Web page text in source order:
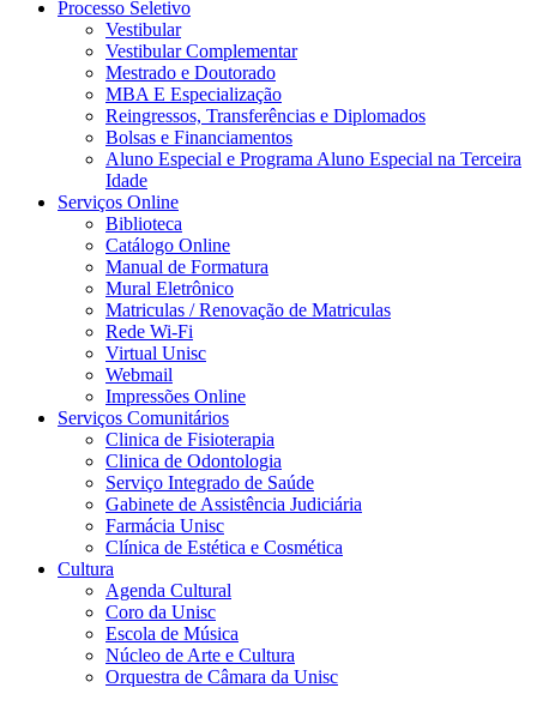
Processo Seletivo
Vestibular
Vestibular Complementar
Mestrado e Doutorado
MBA E Especialização
Reingressos, Transferências e Diplomados
Bolsas e Financiamentos
Aluno Especial e Programa Aluno Especial na Terceira
Idade
Serviços Online
Biblioteca
Catálogo Online
Manual de Formatura
Mural Eletrônico
Matriculas / Renovação de Matriculas
Rede Wi-Fi
Virtual Unisc
Webmail
Impressões Online
Serviços Comunitários
Clinica de Fisioterapia
Clinica de Odontologia
Serviço Integrado de Saúde
Gabinete de Assistência Judiciária
Farmácia Unisc
Clínica de Estética e Cosmética
Cultura
Agenda Cultural
Coro da Unisc
Escola de Música
Núcleo de Arte e Cultura
Orquestra de Câmara da Unisc